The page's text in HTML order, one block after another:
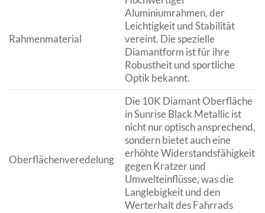
Rahmenmaterial
Aluminiumrahmen, der
Leichtigkeit und Stabilität
vereint. Die spezielle
Diamantform ist für ihre
Robustheit und sportliche
Optik bekannt.
Oberflächenveredelung
Die 10K Diamant Oberfläche
in Sunrise Black Metallic ist
nicht nur optisch ansprechend,
sondern bietet auch eine
erhöhte Widerstandsfähigkeit
gegen Kratzer und
Umwelteinflüsse, was die
Langlebigkeit und den
Werterhalt des Fahrrads